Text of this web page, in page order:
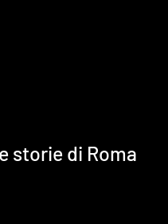
storie di Roma